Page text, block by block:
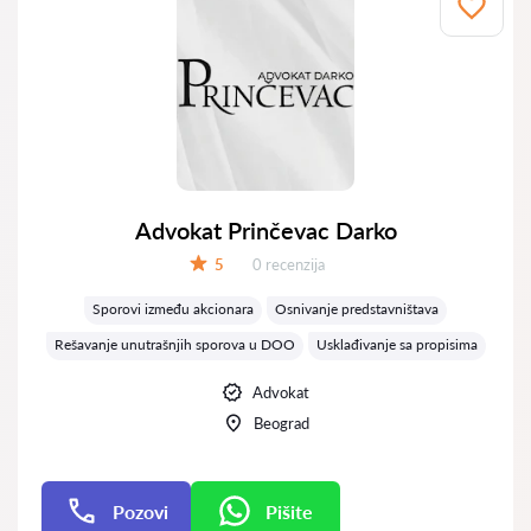
Advokat Prinčevac Darko
5 Recenzija:
0 recenzija
Sporovi između akcionara
Osnivanje predstavništava
Rešavanje unutrašnjih sporova u DOO
Usklađivanje sa propisima
Advokat
Beograd
Pozovi Pišite